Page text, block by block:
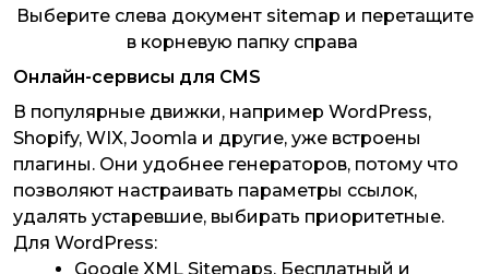
Выберите слева документ sitemap и перетащите
в корневую папку справа
Онлайн-сервисы для CMS
В популярные движки, например WordPress,
Shopify, WIX, Joomla и другие, уже встроены
плагины. Они удобнее генераторов, потому что
позволяют настраивать параметры ссылок,
удалять устаревшие, выбирать приоритетные.
Для WordPress:
Google XML Sitemaps. Бесплатный и